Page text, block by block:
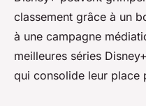
classement grâce à un
à une campagne
meilleures séries
qui consolide leur place